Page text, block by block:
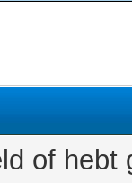
of